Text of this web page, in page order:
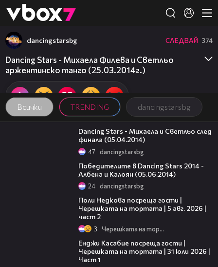
👾
Всички TRENDING dancingstarsbg
dancingstarsbg СЛЕДВАЙ 374
Dancing Stars - Михаела Филева и Светльо
аржентинско танго (25.03.2014г.)
01:21
Dancing Stars - Михаела и Светльо след
финала (05.04.2014)
47 dancingstarsbg
Победителите в Dancing Stars 2014 -
Албена и Калоян (05.06.2014)
24 dancingstarsbg
Поли Недкова посреща гости |
Черешката на тортата | 5 авг. 2026 |
част 2
3 Черешката на тортата
Енджи Касабие посреща гости |
Черешката на тортата | 31 юли 2026 |
Част 1